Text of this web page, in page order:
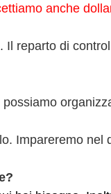
anche
reparto di
Impareremo